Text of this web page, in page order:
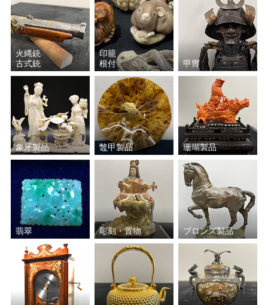
火縄銃
古式銃
印籠
根付
甲冑
象牙製品 鼈甲製品 珊瑚製品
翡翠 彫刻・置物 ブロンズ製品